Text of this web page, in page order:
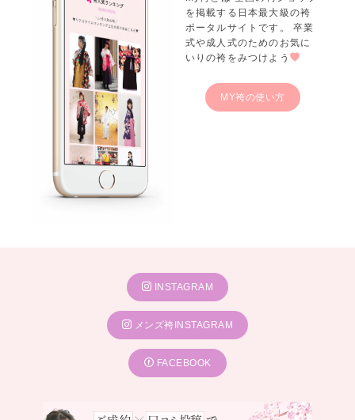
を掲載する日本最大級の袴
ポータルサイトです。 卒業
式や成人式のためのお気に
いりの袴をみつけよう
MY袴の使い方
INSTAGRAM
メンズ袴INSTAGRAM
FACEBOOK